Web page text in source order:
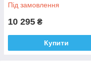
Під замовлення
10 295 ₴
Купити